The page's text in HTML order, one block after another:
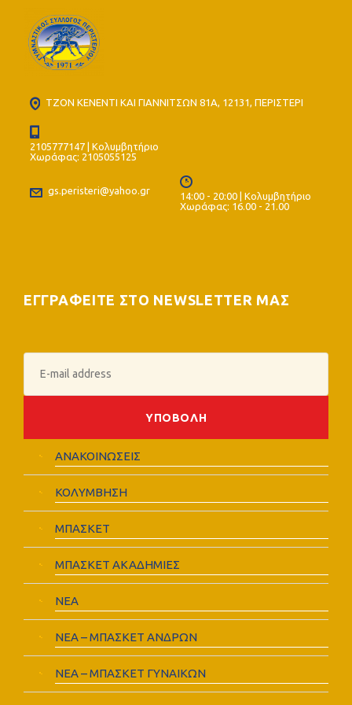
ΤΖΟΝ ΚΕΝΕΝΤΙ ΚΑΙ ΓΙΑΝΝΙΤΣΩΝ 81Α, 12131, ΠΕΡΙΣΤΕΡΙ
2105777147 | Κολυμβητήριο
Χωράφας: 2105055125
gs.peristeri@yahoo.gr
14:00 - 20:00 | Κολυμβητήριο
Χωράφας: 16.00 - 21.00
ΕΓΓΡΑΦΕΙΤΕ ΣΤΟ NEWSLETTER ΜΑΣ
ΑΝΑΚΟΙΝΩΣΕΙΣ
ΚΟΛΥΜΒΗΣΗ
ΜΠΑΣΚΕΤ
ΜΠΑΣΚΕΤ ΑΚΑΔΗΜΙΕΣ
ΝΕΑ
ΝΕΑ – ΜΠΑΣΚΕΤ ΑΝΔΡΩΝ
ΝΕΑ – ΜΠΑΣΚΕΤ ΓΥΝΑΙΚΩΝ